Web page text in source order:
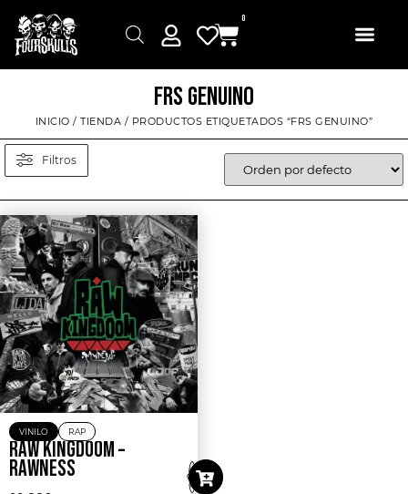
0
FRS GENUINO
INICIO /TIENDA / PRODUCTOS ETIQUETADOS “FRS GENUINO”
Filtros
VINILO RAP
RAW KINGDOOM –
RAWNESS